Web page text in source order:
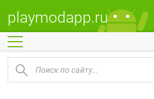
playmodapp.ru